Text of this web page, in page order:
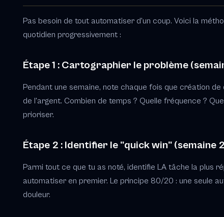
Pas besoin de tout automatiser d'un coup. Voici la
quotidien progressivement :
Étape 1 : Cartographier le problème
Pendant une semaine, note chaque fois que création
de l'argent. Combien de temps ? Quelle fréquence ?
prioriser.
Étape 2 : Identifier le "quick win" (semaine
Parmi tout ce que tu as noté, identifie LA tâche la plus
automatiser en premier. Le principe 80/20 : une seule
douleur.